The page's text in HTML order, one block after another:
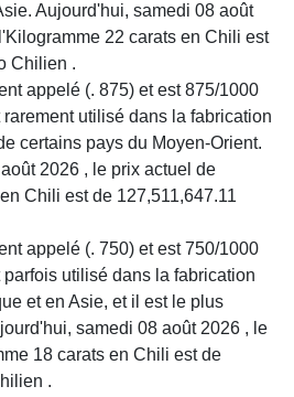
Aujourd'hui, samedi 08 août
22 carats en Chili est
Chilien .
appelé (. 875) et est 875/1000
utilisé dans la fabrication
certains pays du Moyen-Orient.
2026 , le prix actuel de
Chili est de 127,511,647.11
appelé (. 750) et est 750/1000
utilisé dans la fabrication
et en Asie, et il est le plus
samedi 08 août 2026 , le
18 carats en Chili est de
.